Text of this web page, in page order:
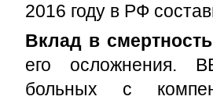
2016 году в РФ
Вклад в смертность
его осложнения.
больных с